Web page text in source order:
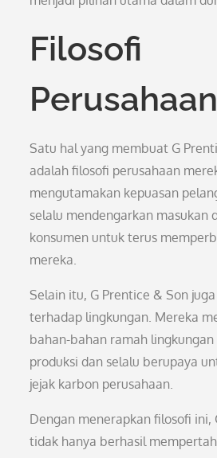
Filosofi
Perusahaan
Satu hal yang membuat G
adalah filosofi perusahaan
mengutamakan kepuasan
selalu mendengarkan masukan
konsumen untuk terus
mereka.
Selain itu, G Prentice & Son
terhadap lingkungan. Mereka
bahan-bahan ramah lingkungan
produksi dan selalu berupaya
jejak karbon perusahaan.
Dengan menerapkan filosofi ini,
tidak hanya berhasil